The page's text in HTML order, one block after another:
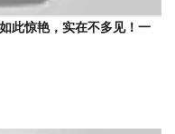
此惊艳，实在不多见！一